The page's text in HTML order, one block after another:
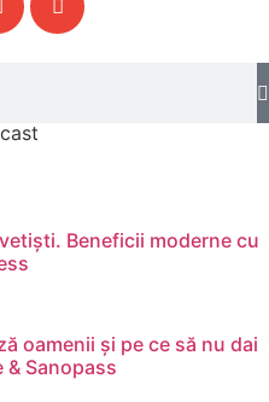
Beneficii moderne cu
oamenii și pe ce să nu dai
Sanopass